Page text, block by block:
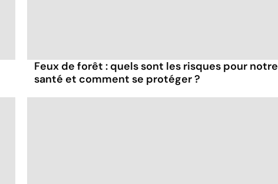
Feux de forêt : quels sont les risques pour notre
santé et comment se protéger ?